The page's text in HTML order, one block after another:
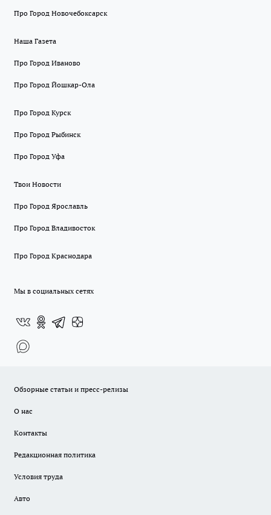
Про Город Новочебоксарск
Наша Газета
Про Город Иваново
Про Город Йошкар-Ола
Про Город Курск
Про Город Рыбинск
Про Город Уфа
Твои Новости
Про Город Ярославль
Про Город Владивосток
Про Город Краснодара
Мы в социальных сетях
Обзорные статьи и пресс-релизы
О нас
Контакты
Редакционная политика
Условия труда
Авто